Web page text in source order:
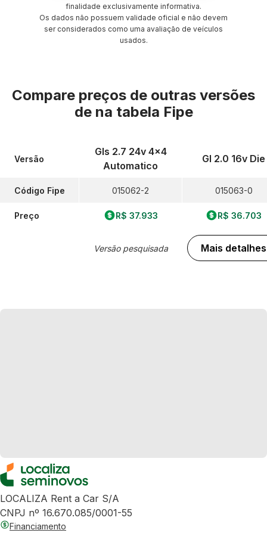
finalidade exclusivamente informativa.
Os dados não possuem validade oficial e não devem
ser considerados como uma avaliação de veículos
usados.
Compare preços de outras versões
de na tabela Fipe
Versão
Código Fipe
Preço
Gls 2.7 24v 4x4
Automatico
015062-2
R$ 37.933
Versão pesquisada
Gl 2.0 16v Die
015063-0
R$ 36.703
Mais detalhes
LOCALIZA Rent a Car S/A
CNPJ nº 16.670.085/0001-55
Financiamento